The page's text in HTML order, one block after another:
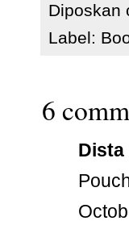
Diposkan
Label:
6
Dista